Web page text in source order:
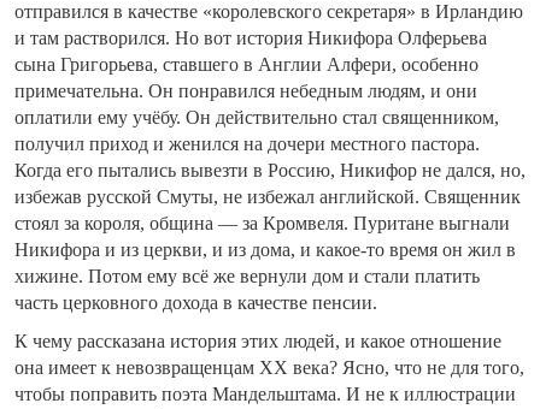
отправился в качестве «королевского секретаря» в Ирландию
и там растворился. Но вот история Никифора Олферьева
сына Григорьева, ставшего в Англии Алфери, особенно
примечательна. Он понравился небедным людям, и они
оплатили ему учёбу. Он действительно стал священником,
получил приход и женился на дочери местного пастора.
Когда его пытались вывезти в Россию, Никифор не дался, но,
избежав русской Смуты, не избежал английской. Священник
стоял за короля, община — за Кромвеля. Пуритане выгнали
Никифора и из церкви, и из дома, и какое-то время он жил в
хижине. Потом ему всё же вернули дом и стали платить
часть церковного дохода в качестве пенсии.
К чему рассказана история этих людей, и какое отношение
она имеет к невозвращенцам XX века? Ясно, что не для того,
чтобы поправить поэта Мандельштама. И не к иллюстрации